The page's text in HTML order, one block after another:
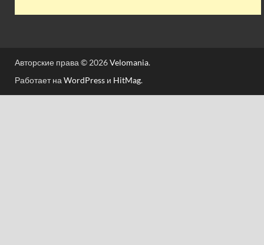
Авторские права © 2026Velomania.
Работает на WordPress и HitMag.